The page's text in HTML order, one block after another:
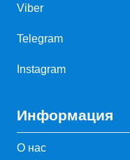
Viber
Telegram
Instagram
Информация
О нас